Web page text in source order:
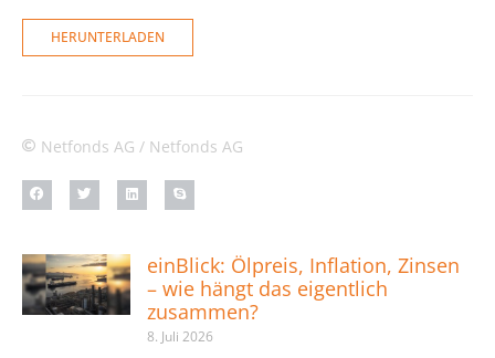
HERUNTERLADEN
Netfonds AG / Netfonds AG
einBlick: Ölpreis, Inflation, Zinsen
– wie hängt das eigentlich
zusammen?
8. Juli 2026